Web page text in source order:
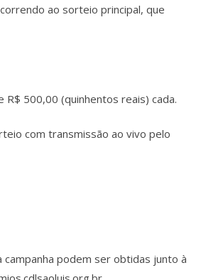
ao sorteio principal, que
500,00 (quinhentos reais) cada.
com transmissão ao vivo pelo
podem ser obtidas junto à